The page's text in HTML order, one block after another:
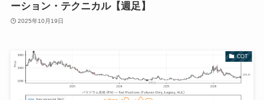
ーション・テクニカル【週足】
2025年10月19日
COT